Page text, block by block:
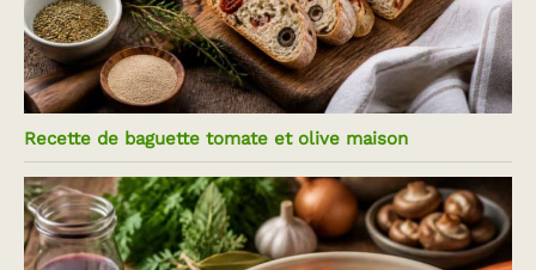
Recette de baguette tomate et olive maison